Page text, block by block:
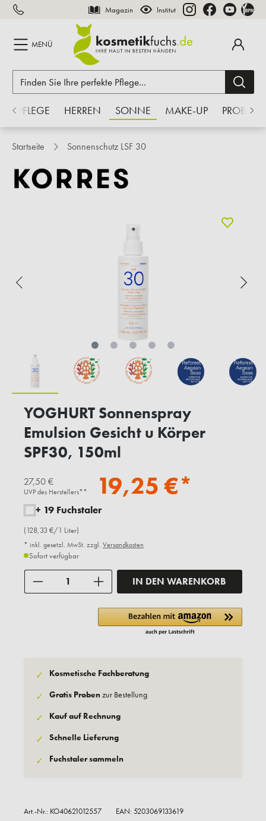
springen Magazin Institut
MENÜ
PFLEGE HERREN SONNE MAKE-UP PROBEN
Startseite Sonnenschutz LSF 30
YOGHURT Sonnenspray
Emulsion Gesicht u Körper
SPF30, 150ml
27,50 €
UVP des Herstellers** 19,25 €*
+ 19 Fuchstaler
(128,33 €/1 Liter)
* inkl. gesetzl. MwSt. zzgl. Versandkosten
Sofort verfügbar
IN DEN WARENKORB
✓ Kosmetische Fachberatung
✓ Gratis Probenzur Bestellung
✓ Kauf auf Rechnung
✓ Schnelle Lieferung
✓ Fuchstaler sammeln
Art.-Nr.: KO40621012557 EAN: 5203069133619